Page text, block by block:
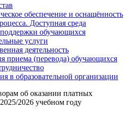
обеспечение и оснащённость
Доступная среда
обучающихся
услуги
деятельность
приема (перевода) обучающихся
в образовательной организации
об оказании платных
2026 учебном году